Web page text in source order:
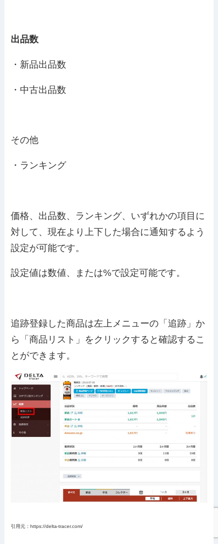
出品数
・新品出品数
・中古出品数
その他
・ランキング
価格、出品数、ランキング、いずれかの項目に
対して、現在より上下した場合に通知するよう
設定が可能です。
設定値は数値、または%で設定可能です。
追跡登録した商品は左上メニューの「追跡」か
ら「商品リスト」をクリックすると確認するこ
とができます。
引用元：https://delta-tracer.com/